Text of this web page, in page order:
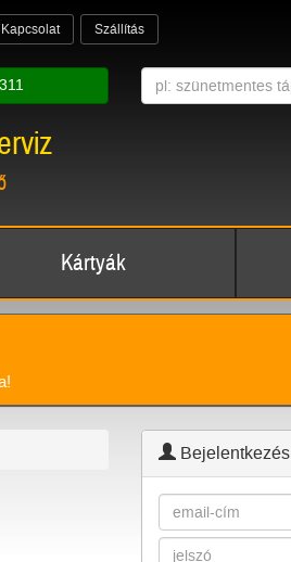
Kapcsolat Szállítás
Kártyák
Bejelentkezés